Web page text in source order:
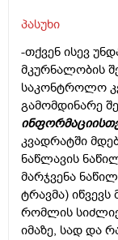
პასუხი
-თქვენ ისევ
მკურნალობის
საკონტროლო
გამომდინარე
კვადრატში
ნაწლავის
მარჯვენა
ტრავმა)
რომლის
იმაზე, სად და